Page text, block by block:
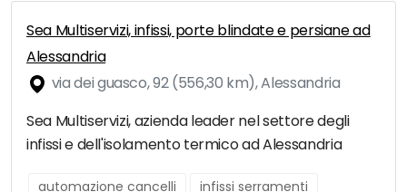
Sea Multiservizi, infissi, porte blindate e persiane ad
Alessandria
via dei guasco, 92 (556,30 km), Alessandria
Sea Multiservizi, azienda leader nel settore degli
infissi e dell'isolamento termico ad Alessandria
automazione cancelli infissi serramenti